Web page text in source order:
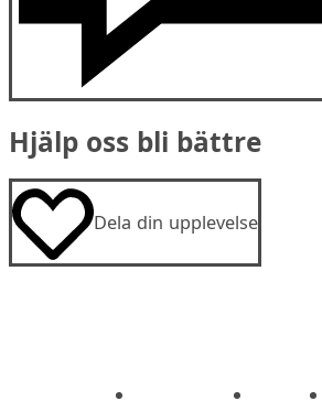
Hjälp oss bli bättre
Dela din upplevelse